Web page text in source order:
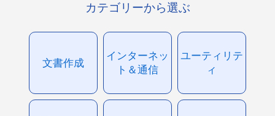
カテゴリーから選ぶ
文書作成
インターネッ
ト＆通信
ユーティリテ
ィ